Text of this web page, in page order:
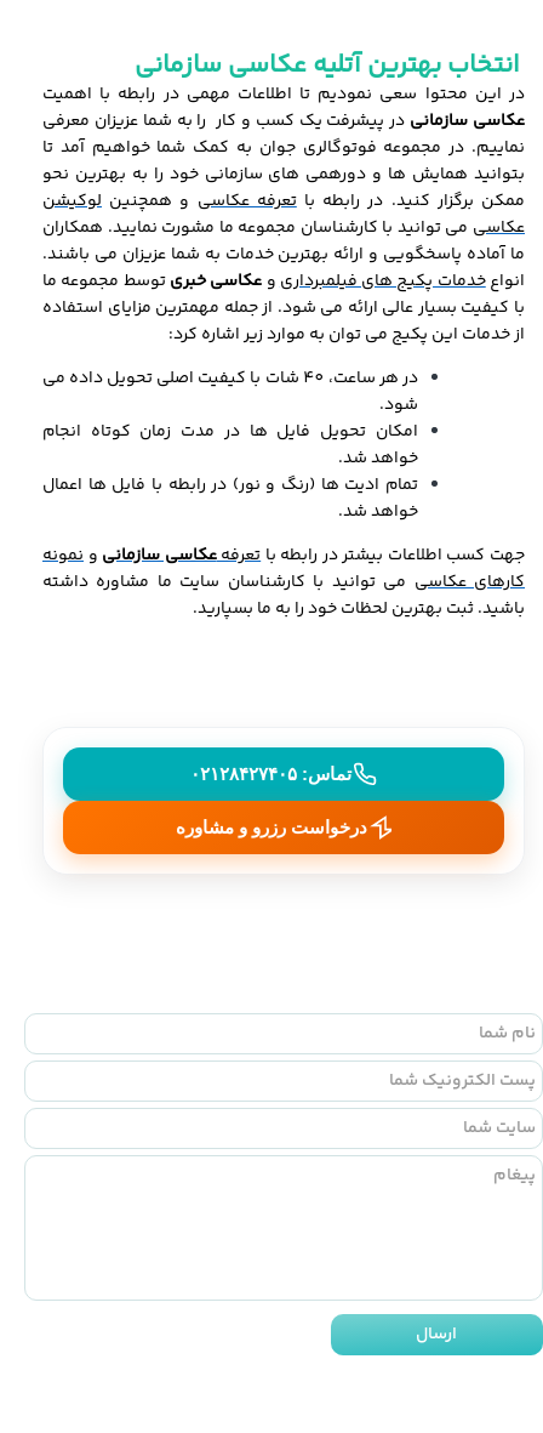
انتخاب بهترین آتلیهعکاسی سازمانی
در این محتوا سعی نمودیم تا اطلاعات مهمی در رابطه با اهمیت
عکاسی سازمانی در پیشرفت یک کسب و کار را به شما عزیزان معرفی
نماییم. در مجموعه فوتوگالری جوان به کمک شما خواهیم آمد تا
بتوانید همایش ها و دورهمی های سازمانی خود را به بهترین نحو
ممکن برگزار کنید. در رابطه باتعرفه عکاسی و همچنین لوکیشن
عکاسی می توانید با کارشناسان مجموعه ما مشورت نمایید. همکاران
ما آماده پاسخگویی و ارائه بهترین خدمات به شما عزیزان می باشند.
انواعخدمات پکیج های فیلمبرداریو عکاسی خبریتوسط مجموعه ما
با کیفیت بسیار عالی ارائه می شود. از جمله مهمترین مزایای استفاده
از خدمات این پکیج می توان به موارد زیر اشاره کرد:
در هر ساعت، 40 شات با کیفیت اصلی تحویل داده می
شود.
امکان تحویل فایل ها در مدت زمان کوتاه انجام
خواهد شد.
تمام ادیت ها (رنگ و نور) در رابطه با فایل ها اعمال
خواهد شد.
جهت کسب اطلاعات بیشتر در رابطه باتعرفهعکاسی سازمانی و نمونه
کارهای عکاسی می توانید با کارشناسان سایت ما مشاوره داشته
باشید. ثبت بهترین لحظات خود را به ما بسپارید.
تماس: ۰۲۱۲۸۴۲۷۴۰۵
درخواست رزرو و مشاوره
ارسال